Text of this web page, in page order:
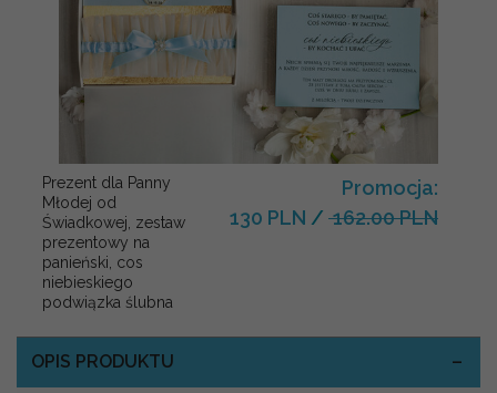
Prezent dla Panny
Młodej od
Świadkowej, zestaw
prezentowy na
panieński, cos
niebieskiego
podwiązka ślubna
Promocja:
130 PLN / 162.00 PLN
OPIS PRODUKTU